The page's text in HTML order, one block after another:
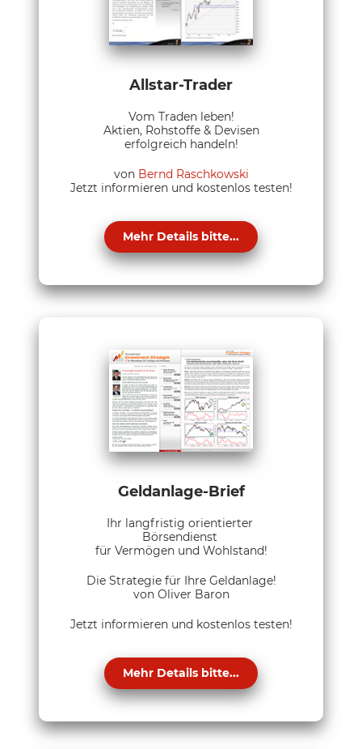
Allstar-Trader
Vom Traden leben!
Aktien, Rohstoffe & Devisen
erfolgreich handeln!
von Bernd Raschkowski
Jetzt informieren und kostenlos testen!
Mehr Details bitte...
Geldanlage-Brief
Ihr langfristig orientierter
Börsendienst
für Vermögen und Wohlstand!
Die Strategie für Ihre Geldanlage!
von Oliver Baron
Jetzt informieren und kostenlos testen!
Mehr Details bitte...